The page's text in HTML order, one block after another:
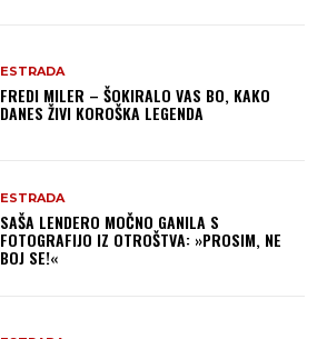
ESTRADA
FREDI MILER – ŠOKIRALO VAS BO, KAKO
DANES ŽIVI KOROŠKA LEGENDA
ESTRADA
SAŠA LENDERO MOČNO GANILA S
FOTOGRAFIJO IZ OTROŠTVA: »PROSIM, NE
BOJ SE!«